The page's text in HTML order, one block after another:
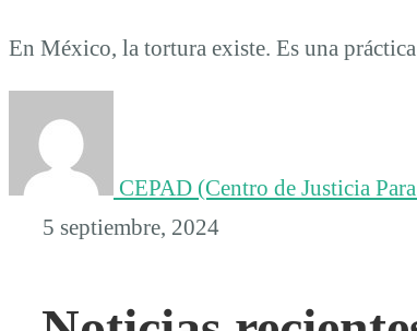
En México, la tortura existe. Es una
CEPAD (Centro de Justicia
5 septiembre, 2024